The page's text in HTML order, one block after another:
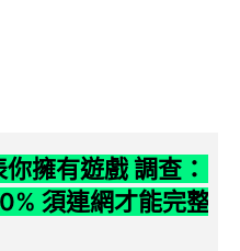
擁有遊戲 調查：
須連網才能完整